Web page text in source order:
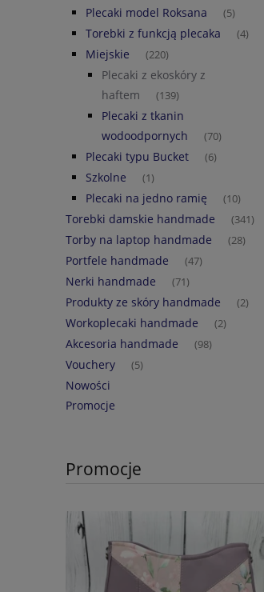
Plecaki model Roksana (5)
Torebki z funkcją plecaka (4)
Miejskie (220)
Plecaki z ekoskóry z
haftem
(139)
Plecaki z tkanin
wodoodpornych
(70)
Plecaki typu Bucket (6)
Szkolne (1)
Plecaki na jedno ramię (10)
Torebki damskie handmade (341)
Torby na laptop handmade (28)
Portfele handmade (47)
Nerki handmade (71)
Produkty ze skóry handmade (2)
Workoplecaki handmade (2)
Akcesoria handmade (98)
Vouchery (5)
Nowości
Promocje
Promocje